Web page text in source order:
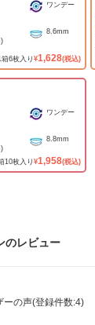
ワンデー
)
8.6mm
箱6枚入り ¥1,628(税込)
ワンデー
)
8.8mm
10枚入り ¥1,958(税込)
のレビュー
ーの声(登録件数:4)